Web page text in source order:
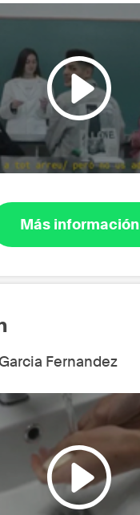
Más información
Fernandez